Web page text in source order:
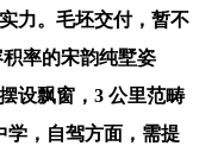
力。毛坯交付，暂不
率的宋韵纯墅姿
设飘窗，3 公里范畴
学，自驾方面，需提